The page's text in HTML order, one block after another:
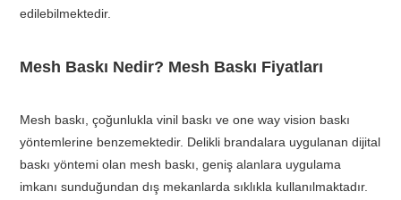
edilebilmektedir.
Mesh Baskı Nedir? Mesh Baskı Fiyatları
Mesh baskı, çoğunlukla vinil baskı ve one way vision baskı
yöntemlerine benzemektedir. Delikli brandalara uygulanan dijital
baskı yöntemi olan mesh baskı, geniş alanlara uygulama
imkanı sunduğundan dış mekanlarda sıklıkla kullanılmaktadır.